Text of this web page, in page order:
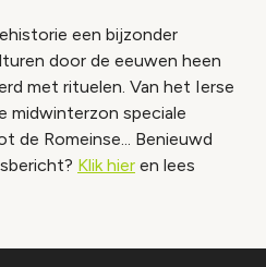
een bijzonder
door de eeuwen heen
met rituelen. Van het Ierse
midwinterzon speciale
Romeinse... Benieuwd
Klik hier en lees